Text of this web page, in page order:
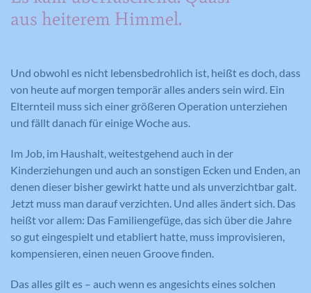
aus heiterem Himmel.
Und obwohl es nicht lebensbedrohlich ist, heißt es doch, dass
von heute auf morgen temporär alles anders sein wird. Ein
Elternteil muss sich einer größeren Operation unterziehen
und fällt danach für einige Woche aus.
Im Job, im Haushalt, weitestgehend auch in der
Kinderziehungen und auch an sonstigen Ecken und Enden, an
denen dieser bisher gewirkt hatte und als unverzichtbar galt.
Jetzt muss man darauf verzichten. Und alles ändert sich. Das
heißt vor allem: Das Familiengefüge, das sich über die Jahre
so gut eingespielt und etabliert hatte, muss improvisieren,
kompensieren, einen neuen Groove finden.
Das alles gilt es – auch wenn es angesichts eines solchen